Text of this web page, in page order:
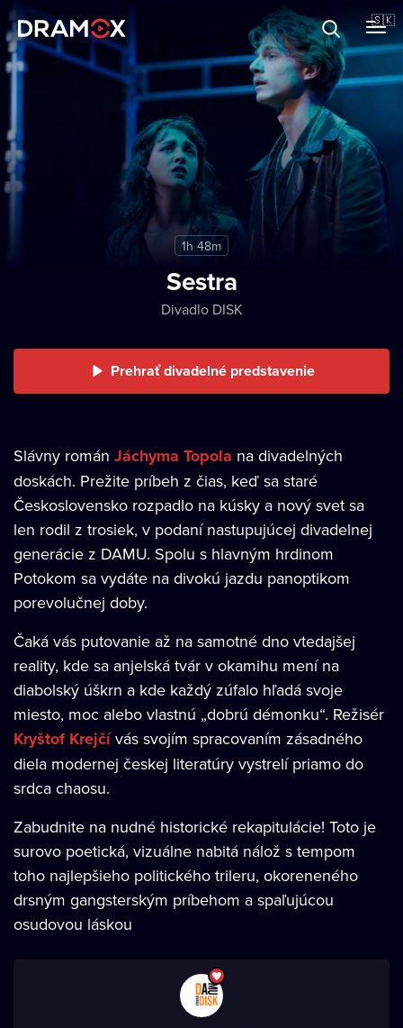
🇸🇰
Darčekové poukazy
Zaregistrujte sa
1h 48m
Sestra
Divadlo DISK
Prehrať divadelné predstavenie
Slávny román Jáchyma Topola na divadelných
doskách. Prežite príbeh z čias, keď sa staré
Československo rozpadlo na kúsky a nový svet sa
len rodil z trosiek, v podaní nastupujúcej divadelnej
generácie z DAMU. Spolu s hlavným hrdinom
Potokom sa vydáte na divokú jazdu panoptikom
porevolučnej doby.
Čaká vás putovanie až na samotné dno vtedajšej
reality, kde sa anjelská tvár v okamihu mení na
diabolský úškrn a kde každý zúfalo hľadá svoje
miesto, moc alebo vlastnú „dobrú démonku“. Režisér
Kryštof Krejčívás svojím spracovaním zásadného
diela modernej českej literatúry vystrelí priamo do
srdca chaosu.
Zabudnite na nudné historické rekapitulácie! Toto je
surovo poetická, vizuálne nabitá nálož s tempom
toho najlepšieho politického trileru, okoreneného
drsným gangsterským príbehom a spaľujúcou
osudovou láskou